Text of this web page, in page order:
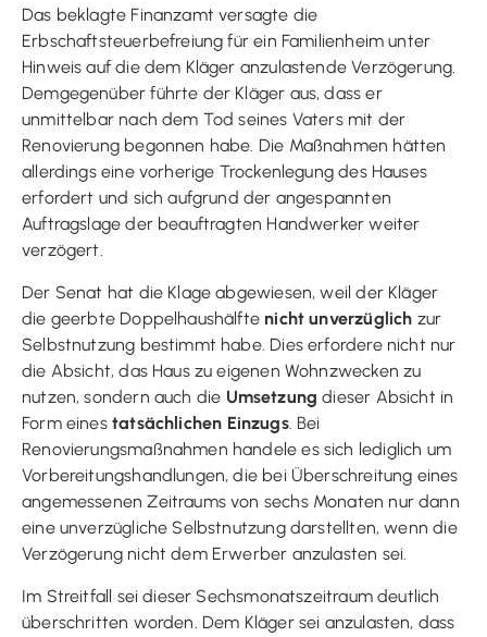
Das beklagte Finanzamt versagte die
Erbschaftsteuerbefreiung für ein Familienheim unter
Hinweis auf die dem Kläger anzulastende Verzögerung.
Demgegenüber führte der Kläger aus, dass er
unmittelbar nach dem Tod seines Vaters mit der
Renovierung begonnen habe. Die Maßnahmen hätten
allerdings eine vorherige Trockenlegung des Hauses
erfordert und sich aufgrund der angespannten
Auftragslage der beauftragten Handwerker weiter
verzögert.
Der Senat hat die Klage abgewiesen, weil der Kläger
die geerbte Doppelhaushälfte nicht unverzüglich zur
Selbstnutzung bestimmt habe. Dies erfordere nicht nur
die Absicht, das Haus zu eigenen Wohnzwecken zu
nutzen, sondern auch die Umsetzung dieser Absicht in
Form eines tatsächlichen Einzugs. Bei
Renovierungsmaßnahmen handele es sich lediglich um
Vorbereitungshandlungen, die bei Überschreitung eines
angemessenen Zeitraums von sechs Monaten nur dann
eine unverzügliche Selbstnutzung darstellten, wenn die
Verzögerung nicht dem Erwerber anzulasten sei.
Im Streitfall sei dieser Sechsmonatszeitraum deutlich
überschritten worden. Dem Kläger sei anzulasten, dass